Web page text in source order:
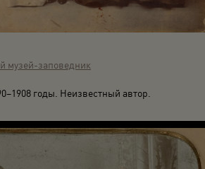
музей-заповедник
годы. Неизвестный автор.